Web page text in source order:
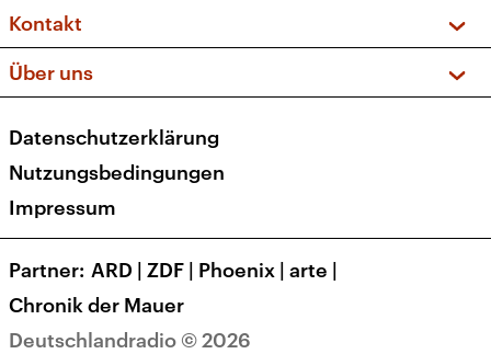
Kakadu – Das Kinderprogramm
FAQ
Apps
Newsletter
Kontakt
Social Media
Über uns
Presse
Karriere
Transparenz
Deutschlandradio © 2026
Datenschutzerklärung
Nutzungsbedingungen
Impressum
Partner ARD | ZDF | Phoenix | arte |
Chronik der Mauer